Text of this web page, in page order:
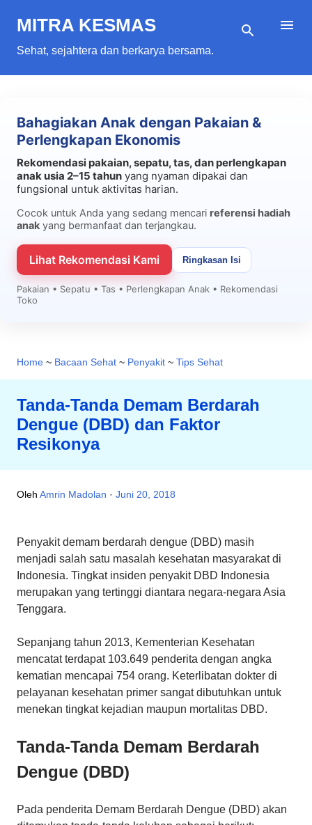
Langsung ke konten utama
MITRA KESMAS
Sehat, sejahtera dan berkarya bersama.
Bahagiakan Anak dengan Pakaian &
Perlengkapan Ekonomis
Rekomendasi pakaian, sepatu, tas, dan perlengkapan
anak usia 2–15 tahun yang nyaman dipakai dan
fungsional untuk aktivitas harian.
Cocok untuk Anda yang sedang mencari referensi hadiah
anak yang bermanfaat dan terjangkau.
Lihat Rekomendasi Kami Ringkasan Isi
Pakaian • Sepatu • Tas • Perlengkapan Anak • Rekomendasi
Toko
Home ~ Bacaan Sehat ~ Penyakit ~ Tips Sehat
Tanda-Tanda Demam Berdarah
Dengue (DBD) dan Faktor
Resikonya
Oleh Amrin Madolan Juni 20, 2018
Penyakit demam berdarah dengue (DBD) masih
menjadi salah satu masalah kesehatan masyarakat di
Indonesia. Tingkat insiden penyakit DBD Indonesia
merupakan yang tertinggi diantara negara-negara Asia
Tenggara.
Sepanjang tahun 2013, Kementerian Kesehatan
mencatat terdapat 103.649 penderita dengan angka
kematian mencapai 754 orang. Keterlibatan dokter di
pelayanan kesehatan primer sangat dibutuhkan untuk
menekan tingkat kejadian maupun mortalitas DBD.
Tanda-Tanda Demam Berdarah
Dengue (DBD)
Pada penderita Demam Berdarah Dengue (DBD) akan